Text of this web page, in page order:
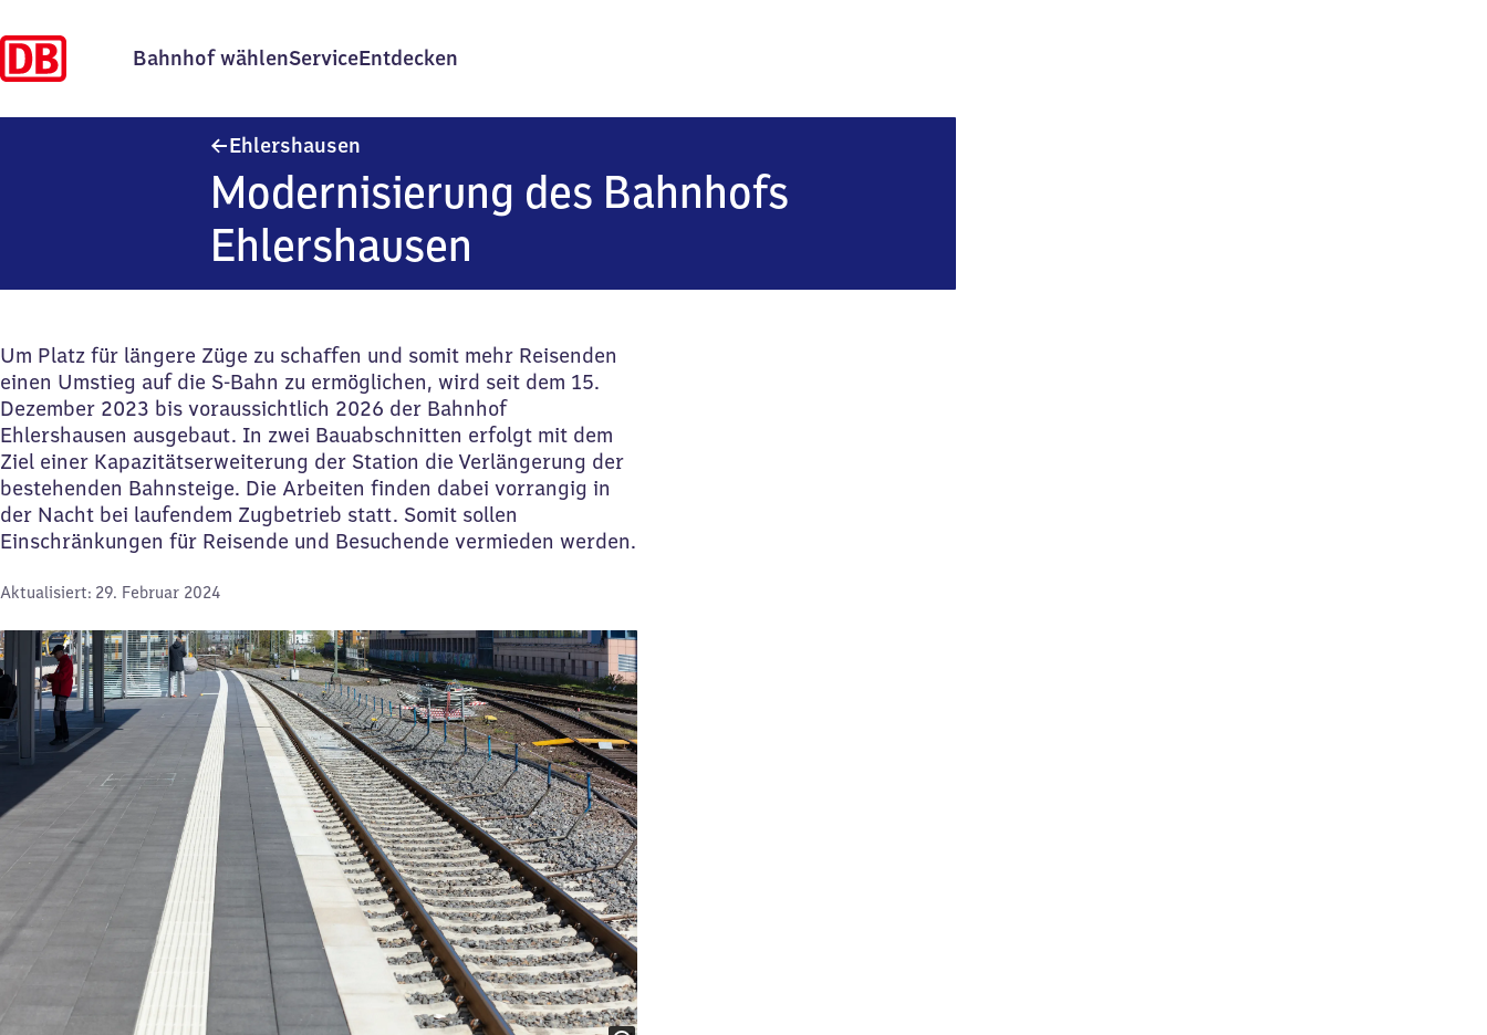
Bahnhof wählenServiceEntdecken
Ehlershausen
Modernisierung des Bahnhofs
Ehlershausen
Um Platz für längere Züge zu schaffen und somit mehr Reisenden
einen Umstieg auf die S-Bahn zu ermöglichen, wird seit dem 15.
Dezember 2023 bis voraussichtlich 2026 der Bahnhof
Ehlershausen ausgebaut. In zwei Bauabschnitten erfolgt mit dem
Ziel einer Kapazitätserweiterung der Station die Verlängerung der
bestehenden Bahnsteige. Die Arbeiten finden dabei vorrangig in
der Nacht bei laufendem Zugbetrieb statt. Somit sollen
Einschränkungen für Reisende und Besuchende vermieden werden.
Aktualisiert: 29. Februar 2024